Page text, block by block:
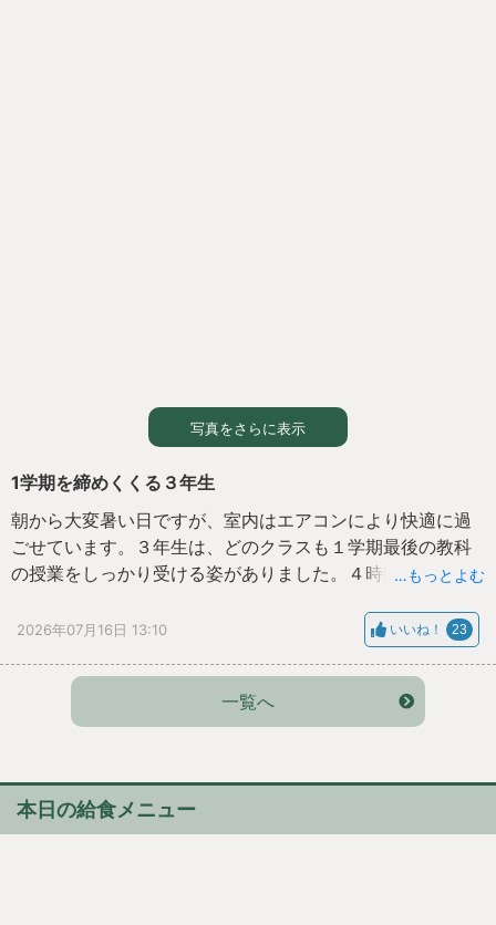
写真をさらに表示
1学期を締めくくる３年生
朝から大変暑い日ですが、室内はエアコンにより快適に過
ごせています。３年生は、どのクラスも１学期最後の教科
の授業をしっかり受ける姿がありました。４時間目の学年
しあい、全体で学びを交流することができました。また、
１学期に生徒会の専門委員会で取り組んだ企画について、
各委員長より表彰状が渡されました。
…もっとよむ
2026年07月16日 13:10 いいね！ 23
一覧へ
本日の給食メニュー